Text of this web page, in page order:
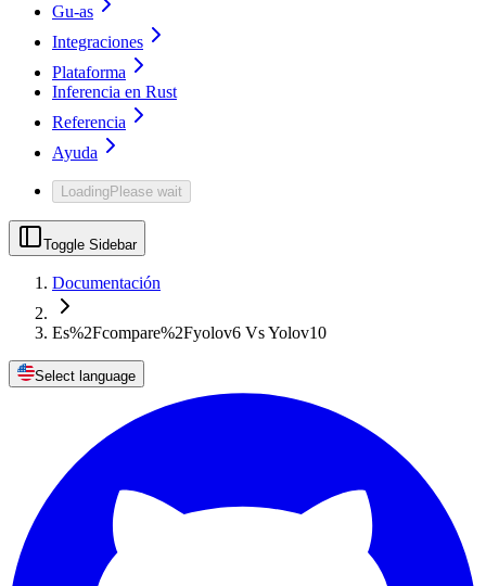
Gu-as
Integraciones
Plataforma
Inferencia en Rust
Referencia
Ayuda
LoadingPlease wait
Toggle Sidebar
Documentación
Es%2Fcompare%2Fyolov6 Vs Yolov10
Select language